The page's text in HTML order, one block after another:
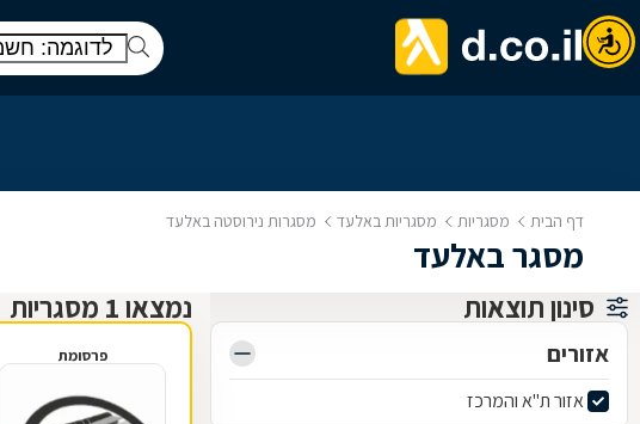
דף הבית מסגריות מסגריות באלעד מסגרות נירוסטה באלעד
מסגר באלעד
סינון תוצאות
אזורים
אזור ת"א והמרכז
נמצאו 1 מסגריות
פרסומת